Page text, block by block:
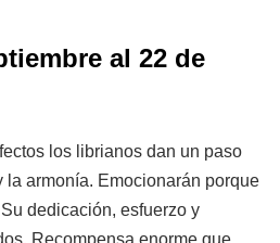
al 22 de
los librianos dan un paso
la armonía. Emocionarán porque
dedicación, esfuerzo y